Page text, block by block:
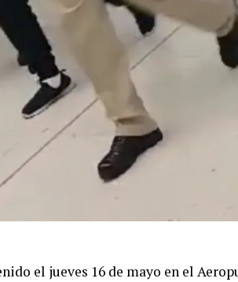
el jueves 16 de mayo en el